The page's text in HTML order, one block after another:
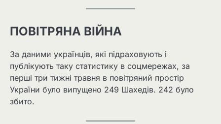
ПОВІТРЯНА ВІЙНА
За даними українців, які підраховують і
публікують таку статистику в соцмережах, за
перші три тижні травня в повітряний простір
України було випущено 249 Шахедів. 242 було
збито.